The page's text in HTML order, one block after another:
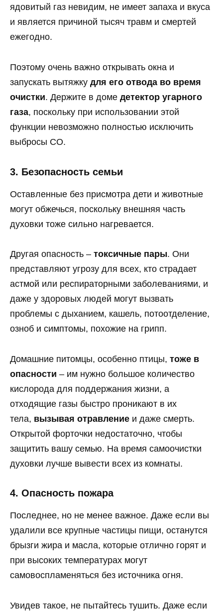
ядовитый газ невидим, не имеет запаха и вкуса
и является причиной тысяч травм и смертей
ежегодно.
Поэтому очень важно открывать окна и
запускать вытяжку для его отвода во время
очистки. Держите в доме детектор угарного
газа, поскольку при использовании этой
функции невозможно полностью исключить
выбросы CO.
3. Безопасность семьи
Оставленные без присмотра дети и животные
могут обжечься, поскольку внешняя часть
духовки тоже сильно нагревается.
Другая опасность – токсичные пары. Они
представляют угрозу для всех, кто страдает
астмой или респираторными заболеваниями, и
даже у здоровых людей могут вызвать
проблемы с дыханием, кашель, потоотделение,
озноб и симптомы, похожие на грипп.
Домашние питомцы, особенно птицы, тоже в
опасности – им нужно большое количество
кислорода для поддержания жизни, а
отходящие газы быстро проникают в их
тела, вызывая отравление и даже смерть.
Открытой форточки недостаточно, чтобы
защитить вашу семью. На время самоочистки
духовки лучше вывести всех из комнаты.
4. Опасность пожара
Последнее, но не менее важное. Даже если вы
удалили все крупные частицы пищи, останутся
брызги жира и масла, которые отлично горят и
при высоких температурах могут
самовоспламеняться без источника огня.
Увидев такое, не пытайтесь тушить. Даже если